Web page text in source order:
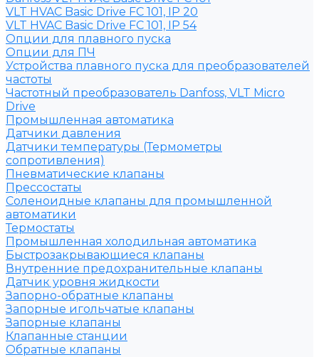
VLT HVAC Basic Drive FC 101, IP 20
VLT HVAC Basic Drive FC 101, IP 54
Опции для плавного пуска
Опции для ПЧ
Устройства плавного пуска для преобразователей
частоты
Частотный преобразователь Danfoss, VLT Micro
Drive
Промышленная автоматика
Датчики давления
Датчики температуры (Термометры
сопротивления)
Пневматические клапаны
Прессостаты
Соленоидные клапаны для промышленной
автоматики
Термостаты
Промышленная холодильная автоматика
Быстрозакрывающиеся клапаны
Внутренние предохранительные клапаны
Датчик уровня жидкости
Запорно-обратные клапаны
Запорные игольчатые клапаны
Запорные клапаны
Клапанные станции
Обратные клапаны